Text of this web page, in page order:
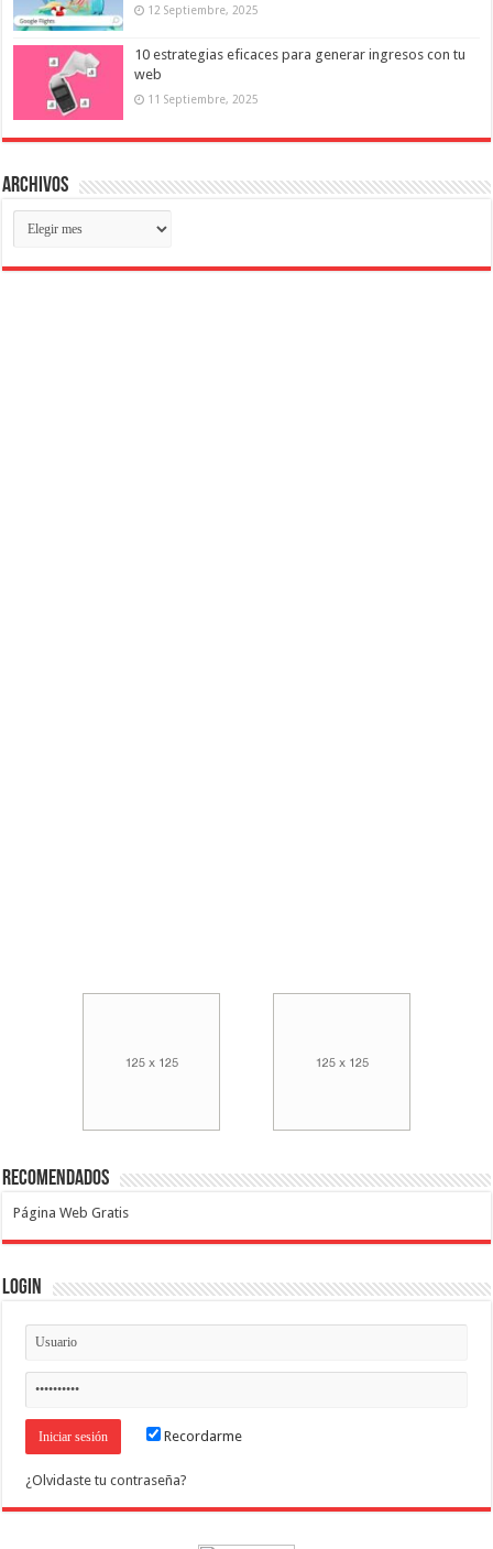
12 Septiembre, 2025
10 estrategias eficaces para generar ingresos con tu
web
11 Septiembre, 2025
Archivos
Recomendados
Página Web Gratis
Login
Recordarme
¿Olvidaste tu contraseña?